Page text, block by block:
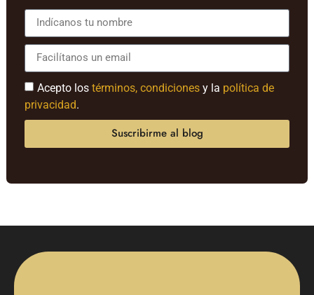
Acepto lostérminos, condiciones y la política de
privacidad.
Suscribirme al blog